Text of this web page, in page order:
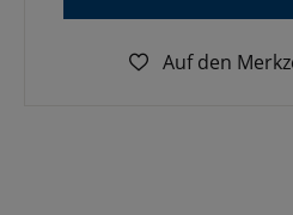
Auf den